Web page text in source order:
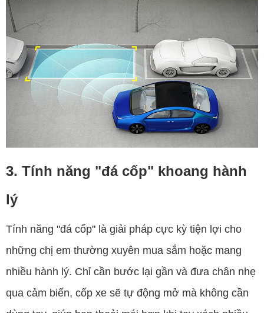
3. Tính năng "đá cốp" khoang hành
lý
Tính năng "đá cốp" là giải pháp cực kỳ tiện lợi cho
những chị em thường xuyên mua sắm hoặc mang
nhiều hành lý. Chỉ cần bước lại gần và đưa chân nhẹ
qua cảm biến, cốp xe sẽ tự động mở mà không cần